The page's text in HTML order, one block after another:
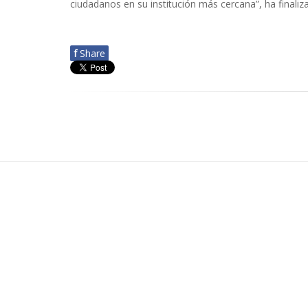
ciudadanos en su institución más cercana”, ha
f Share